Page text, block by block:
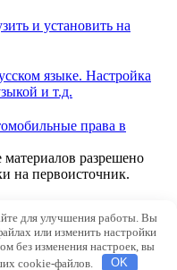
и установить на
языке. Настройка
и т.д.
права в
разрешено
на первоисточник.
для улучшения работы. Вы
или изменить настройки
без изменения настроек, вы
cookie-файлов.
OK